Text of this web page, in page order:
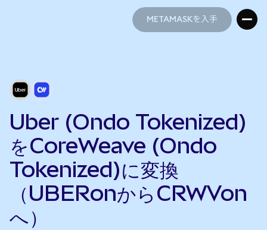
METAMASKを入手
Uber (Ondo Tokenized)
をCoreWeave (Ondo
Tokenized)に変換
（UBERonからCRWVon
へ）